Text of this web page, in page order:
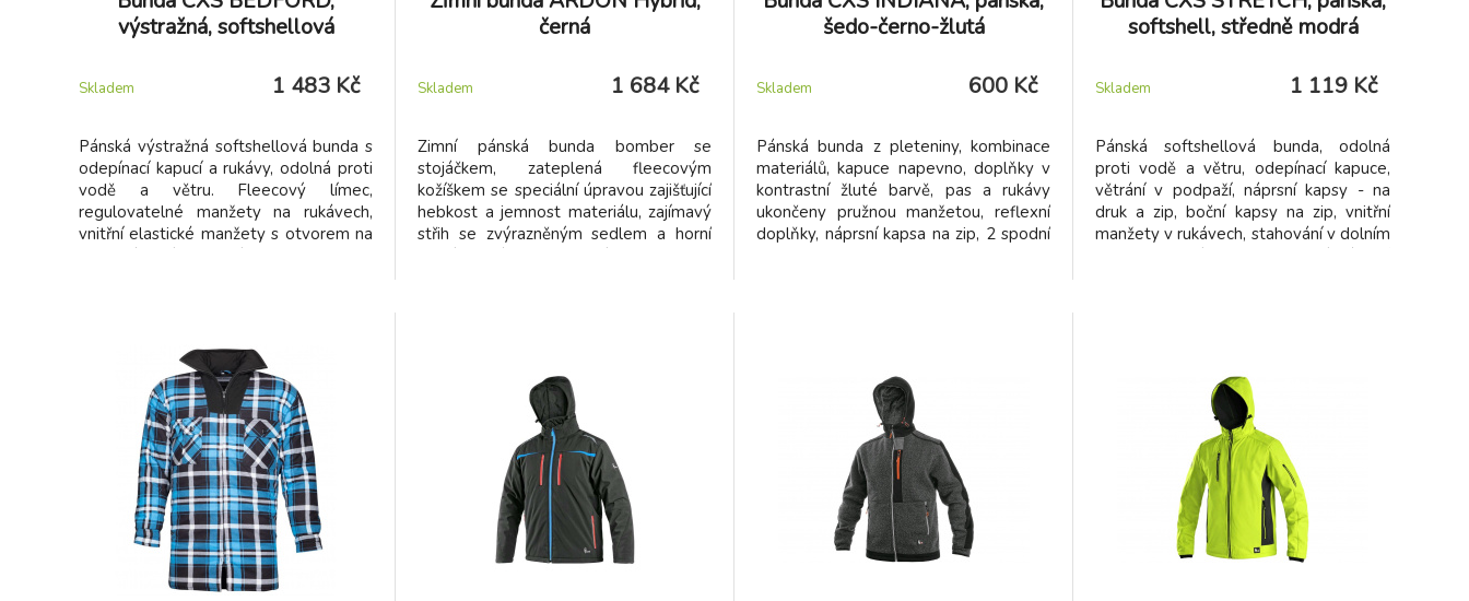
výstražná, softshellová
Skladem 1 483 Kč
Pánská výstražná softshellová bunda s
odepínací kapucí a rukávy, odolná proti
vodě a větru. Fleecový límec,
regulovatelné manžety na rukávech,
vnitřní elastické manžety s otvorem na
prst, náprsní a boční kapsy na zip, v
kapsa, stahování v dolním okraji, TPU
membrána, odolnost materiálu proti
průniku vody 8000 mm mimo oblast
švů, paropropustnost 3000 g/m2/24h.
černá
Skladem 1 684 Kč
Zimní pánská bunda bomber se
stojáčkem, zateplená fleecovým
kožíškem se speciální úpravou zajišťující
hebkost a jemnost materiálu, zajímavý
střih se zvýrazněným sedlem a horní
partií rukávů pro štíhlou siluetu,
šedo-černo-žlutá
Skladem 600 Kč
Pánská bunda z pleteniny, kombinace
materiálů, kapuce napevno, doplňky v
kontrastní žluté barvě, pas a rukávy
ukončeny pružnou manžetou, reflexní
doplňky, náprsní kapsa na zip, 2 spodní
softshell, středně modrá
Skladem 1 119 Kč
Pánská softshellová bunda, odolná
proti vodě a větru, odepínací kapuce,
větrání v podpaží, náprsní kapsy - na
druk a zip, boční kapsy na zip, vnitřní
manžety v rukávech, stahování v dolním
okraji, reflexní doplňky, vnitřní náprsní